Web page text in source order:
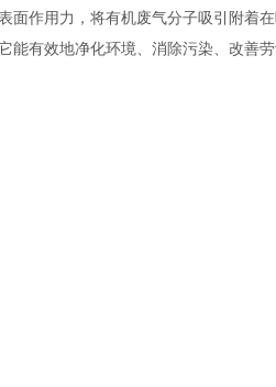
面作用力，将有机废气分子吸引附着
能有效地净化环境、消除污染、改善